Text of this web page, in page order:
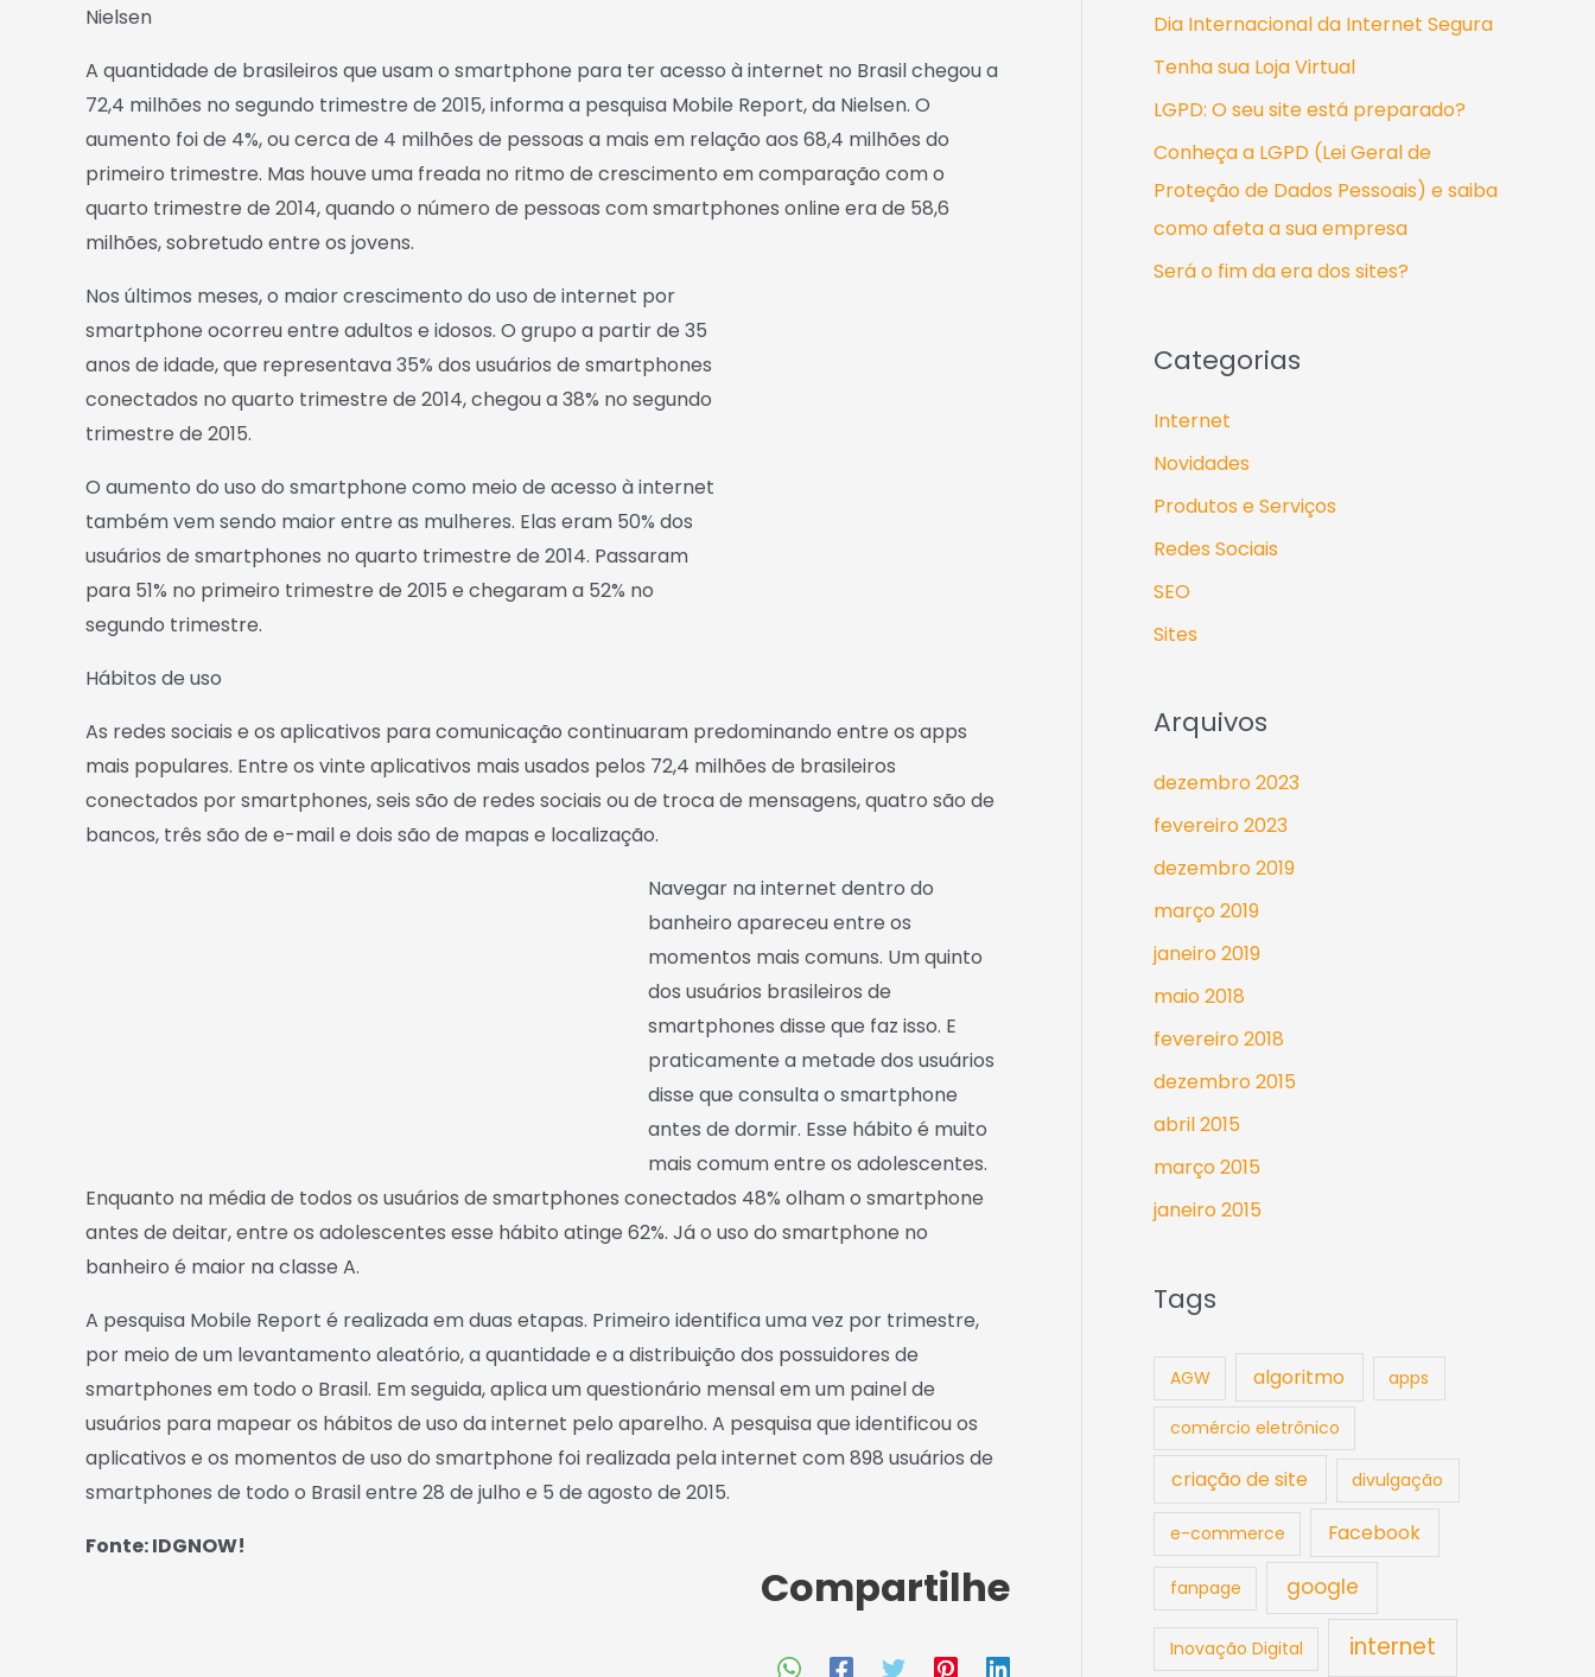
Nielsen
A quantidade de brasileiros que usam o smartphone para ter acesso à internet no Brasil chegou a
72,4 milhões no segundo trimestre de 2015, informa a pesquisa Mobile Report, da Nielsen. O
aumento foi de 4%, ou cerca de 4 milhões de pessoas a mais em relação aos 68,4 milhões do
primeiro trimestre. Mas houve uma freada no ritmo de crescimento em comparação com o
quarto trimestre de 2014, quando o número de pessoas com smartphones online era de 58,6
milhões, sobretudo entre os jovens.
Nos últimos meses, o maior crescimento do uso de internet por
smartphone ocorreu entre adultos e idosos. O grupo a partir de 35
anos de idade, que representava 35% dos usuários de smartphones
conectados no quarto trimestre de 2014, chegou a 38% no segundo
trimestre de 2015.
O aumento do uso do smartphone como meio de acesso à internet
também vem sendo maior entre as mulheres. Elas eram 50% dos
usuários de smartphones no quarto trimestre de 2014. Passaram
para 51% no primeiro trimestre de 2015 e chegaram a 52% no
segundo trimestre.
Hábitos de uso
As redes sociais e os aplicativos para comunicação continuaram predominando entre os apps
mais populares. Entre os vinte aplicativos mais usados pelos 72,4 milhões de brasileiros
conectados por smartphones, seis são de redes sociais ou de troca de mensagens, quatro são de
bancos, três são de e-mail e dois são de mapas e localização.
Navegar na internet dentro do
banheiro apareceu entre os
momentos mais comuns. Um quinto
dos usuários brasileiros de
smartphones disse que faz isso. E
praticamente a metade dos usuários
disse que consulta o smartphone
antes de dormir. Esse hábito é muito
mais comum entre os adolescentes.
Enquanto na média de todos os usuários de smartphones conectados 48% olham o smartphone
antes de deitar, entre os adolescentes esse hábito atinge 62%. Já o uso do smartphone no
banheiro é maior na classe A.
A pesquisa Mobile Report é realizada em duas etapas. Primeiro identifica uma vez por trimestre,
por meio de um levantamento aleatório, a quantidade e a distribuição dos possuidores de
smartphones em todo o Brasil. Em seguida, aplica um questionário mensal em um painel de
usuários para mapear os hábitos de uso da internet pelo aparelho. A pesquisa que identificou os
aplicativos e os momentos de uso do smartphone foi realizada pela internet com 898 usuários de
smartphones de todo o Brasil entre 28 de julho e 5 de agosto de 2015.
Fonte: IDGNOW!
Compartilhe
s
a
Dia Internacional da Internet Segura
Tenha sua Loja Virtual
LGPD: O seu site está preparado?
Conheça a LGPD (Lei Geral de
Proteção de Dados Pessoais) e saiba
como afeta a sua empresa
Será o fim da era dos sites?
Categorias
Internet
Novidades
Produtos e Serviços
Redes Sociais
SEO
Sites
Arquivos
dezembro 2023
fevereiro 2023
dezembro 2019
março 2019
janeiro 2019
maio 2018
fevereiro 2018
dezembro 2015
abril 2015
março 2015
janeiro 2015
Tags
AGW algoritmo apps
comércio eletrônico
criação de site divulgação
e-commerce Facebook
fanpage google
Inovação Digital internet